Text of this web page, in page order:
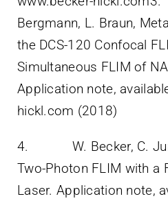
Bergmann, L. Braun,
the DCS-120 Confocal
Simultaneous FLIM of
Application note,
hickl.com (2018)
4. W. Becker, C.
Two-Photon FLIM with a
Laser. Application note,